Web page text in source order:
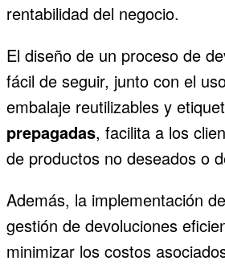
rentabilidad del negocio.
El diseño de un proceso de
fácil de seguir, junto con el
embalaje reutilizables y
prepagadas, facilita a los
de productos no deseados o
Además, la implementación
gestión de devoluciones
minimizar los costos